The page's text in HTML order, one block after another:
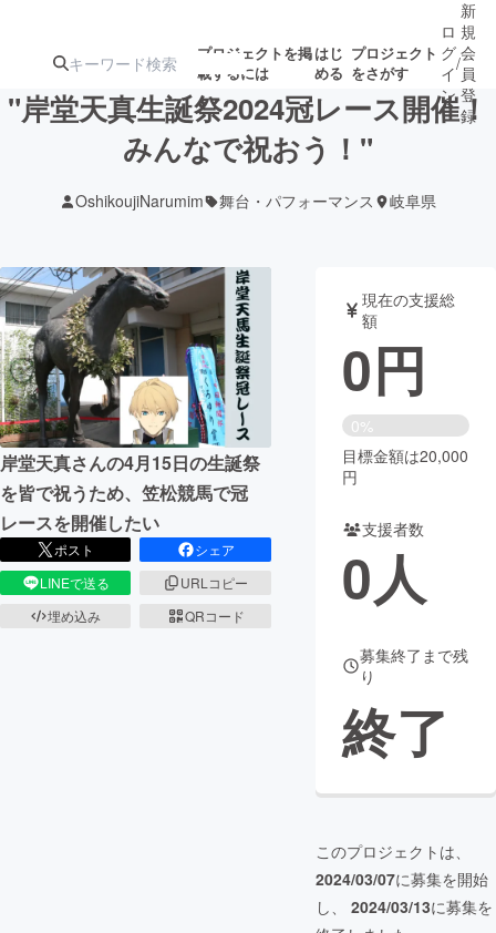
プロジェクトを掲
載するには
はじ
める
プロジェクト
をさがす
ターン
注目の新着プロ
ジェクト
ロジェクト
もうすぐ公開
されます
アート・写真 音楽
テクノロジー・ガジェット ゲーム・サ
映像・映画 書籍・雑誌
ビジネス・起業
まちづくり・地域活性化
CAMPFIRE for Social Good
CAMPFIRE Creation
ロ
グ
イ
ン
/
新
規
会
員
登
録
"岸堂天真生誕祭2024冠レース開催！
みんなで祝おう！"
OshikoujiNarumim 舞台・パフォーマンス 岐阜県
岸堂天真さんの4月15日の生誕祭
を皆で祝うため、笠松競馬で冠
レースを開催したい
ポスト
シェア
LINEで送る
URLコピー
埋め込み
QRコード
現在の支援総
額
0円
0%
目標金額は20,000
円
支援者数
0人
募集終了まで残
り
終了
このプロジェクトは、
2024/03/07に募集を開始
し、 2024/03/13に募集を